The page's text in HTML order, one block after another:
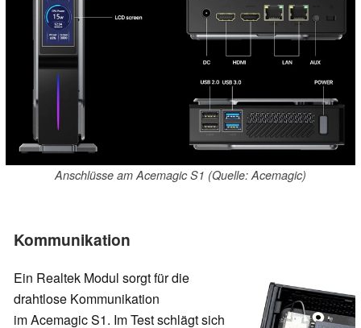
Anschlüsse am Acemagic S1 (Quelle: Acemagic)
Kommunikation
Ein Realtek Modul sorgt für die
drahtlose Kommunikation
im Acemagic S1. Im Test schlägt sich